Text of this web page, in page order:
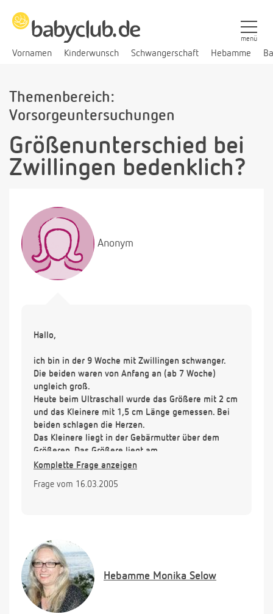
Vornamen Kinderwunsch Schwangerschaft Hebamme
menü
Themenbereich:
Vorsorgeuntersuchungen
Größenunterschied bei
Zwillingen bedenklich?
Anonym
Hallo,
ich bin in der 9 Woche mit Zwillingen schwanger.
Die beiden waren von Anfang an (ab 7 Woche)
ungleich groß.
Heute beim Ultraschall wurde das Größere mit 2 cm
und das Kleinere mit 1,5 cm Länge gemessen. Bei
beiden schlagen die Herzen.
Das Kleinere liegt in der Gebärmutter über dem
Größeren. Das Größere liegt am
Gebärmutterausgang.
im Bereich des Normalen, oder besteht ein hohe
Vielen Dank für Ihre Antwort.
Komplette Frage anzeigen
Frage vom 16.03.2005
Hebamme Monika Selow